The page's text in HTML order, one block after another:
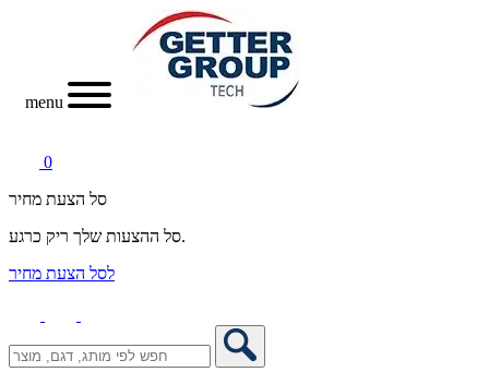
menu
0
סל הצעת מחיר
סל ההצעות שלך ריק כרגע.
לסל הצעת מחיר